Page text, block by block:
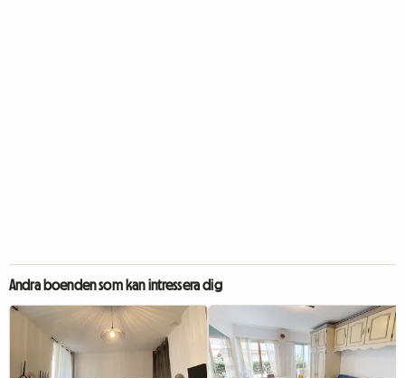
Andra boenden som kan intressera dig